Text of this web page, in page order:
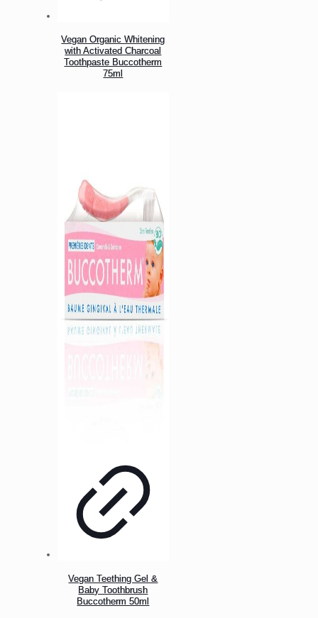
Vegan Organic Whitening
with Activated Charcoal
Toothpaste Buccotherm
75ml
Vegan Teething Gel &
Baby Toothbrush
Buccotherm 50ml